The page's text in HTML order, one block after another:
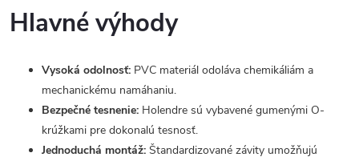
Hlavné výhody
Vysoká odolnosť: PVC materiál odoláva chemikáliám a
mechanickému namáhaniu.
Bezpečné tesnenie: Holendre sú vybavené gumenými O-
krúžkami pre dokonalú tesnosť.
Jednoduchá montáž: Štandardizované závity umožňujú